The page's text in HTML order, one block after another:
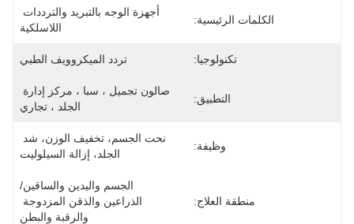
الكلمات الرئيسية:
اللاسلكية
تكنولوجيا: تردد الميكروويف الطبي
التطبيق:
الجلد ، تجاري
وظيفة:
الجلد، إزالة السيلوليت
منطقة العلاج:
الجسم واليدين والساقين/
والرقبة والبطن